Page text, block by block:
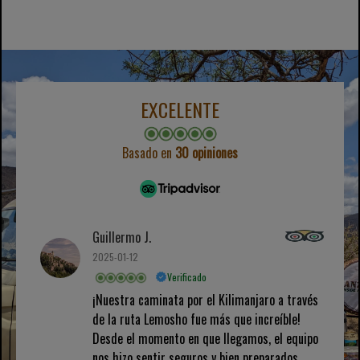
EXCELENTE
Basado en 30 opiniones
Guillermo J.
2025-01-12
Verificado
¡Nuestra caminata por el Kilimanjaro a través
de la ruta Lemosho fue más que increíble!
Desde el momento en que llegamos, el equipo